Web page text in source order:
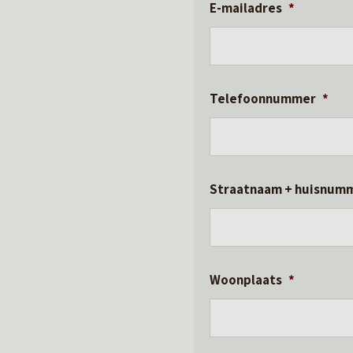
E-mailadres *
Telefoonnummer *
Straatnaam +
Woonplaats *